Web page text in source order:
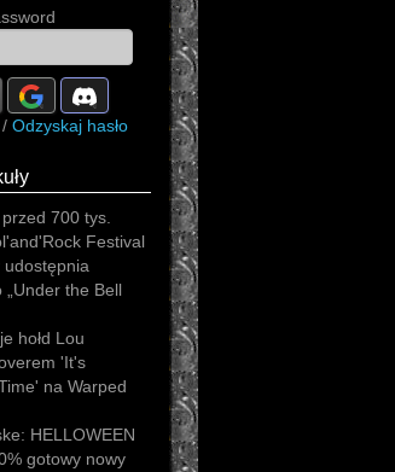
/ Odzyskaj hasło
700 tys.
Festival
„Under the Bell
hołd Lou
'It's
na Warped
HELLOWEEN
gotowy nowy